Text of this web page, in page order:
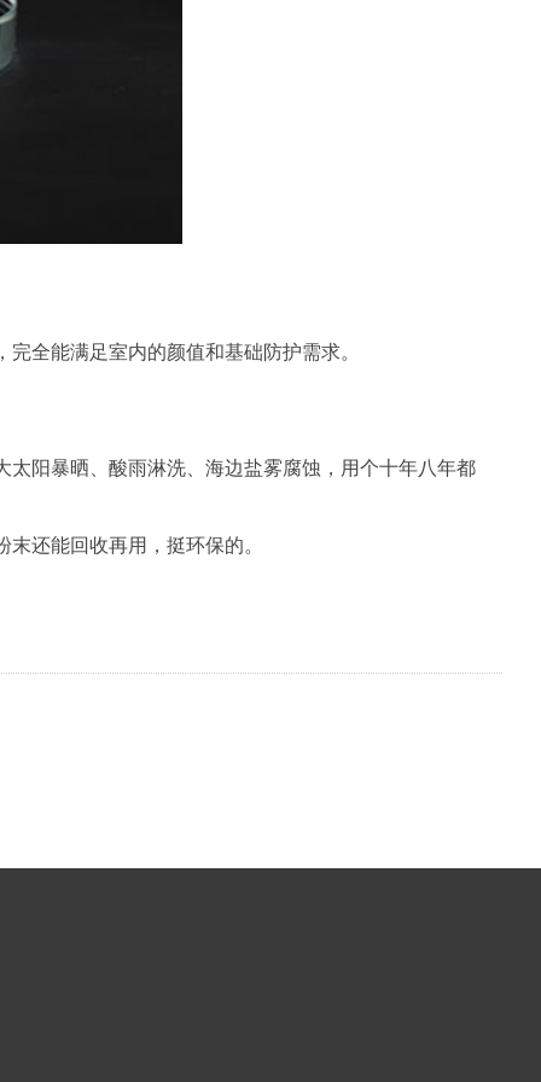
全能满足室内的颜值和基础防护需求。
阳暴晒、酸雨淋洗、海边盐雾腐蚀，用个十年八年都
还能回收再用，挺环保的。